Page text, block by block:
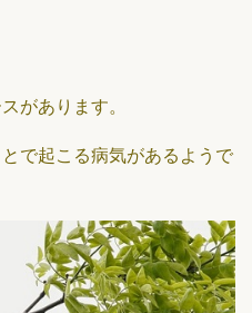
があります。
で起こる病気があるようで